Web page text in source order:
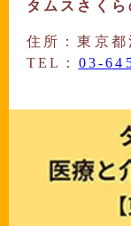
タムスさく
住所：東京
TEL： 03-